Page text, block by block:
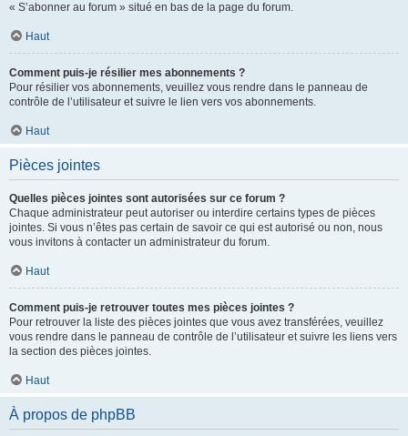
« S’abonner au forum » situé en bas de la page du forum.
Haut
Comment puis-je résilier mes abonnements ?
Pour résilier vos abonnements, veuillez vous rendre dans le panneau de
contrôle de l’utilisateur et suivre le lien vers vos abonnements.
Haut
Pièces jointes
Quelles pièces jointes sont autorisées sur ce forum ?
Chaque administrateur peut autoriser ou interdire certains types de pièces
jointes. Si vous n’êtes pas certain de savoir ce qui est autorisé ou non, nous
vous invitons à contacter un administrateur du forum.
Haut
Comment puis-je retrouver toutes mes pièces jointes ?
Pour retrouver la liste des pièces jointes que vous avez transférées, veuillez
vous rendre dans le panneau de contrôle de l’utilisateur et suivre les liens vers
la section des pièces jointes.
Haut
À propos de phpBB